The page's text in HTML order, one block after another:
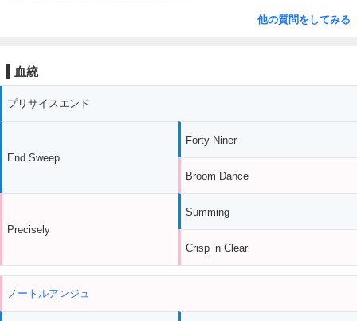
他の質問をしてみる
血統
プリサイスエンド
End Sweep
Precisely
Forty Niner
Broom Dance
Summing
Crisp ’n Clear
ノートルアンジュ